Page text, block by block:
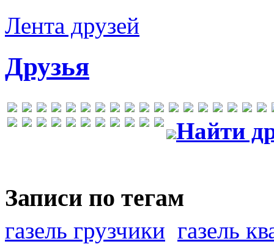
Лента друзей
Друзья
Найти
Записи по тегам
газель грузчики газель